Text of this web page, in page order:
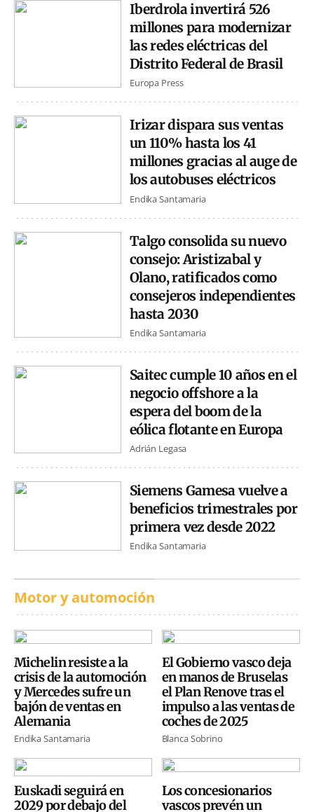
Iberdrola invertirá 526
millones para modernizar
las redes eléctricas del
Distrito Federal de Brasil
Europa Press
Irizar dispara sus ventas
un 110% hasta los 41
millones gracias al auge de
los autobuses eléctricos
Endika Santamaria
Talgo consolida su nuevo
consejo: Aristizabal y
Olano, ratificados como
consejeros independientes
hasta 2030
Endika Santamaria
Saitec cumple 10 años en el
negocio offshore a la
espera del boom de la
eólica flotante en Europa
Adrián Legasa
Siemens Gamesa vuelve a
beneficios trimestrales por
primera vez desde 2022
Endika Santamaria
Motor y automoción
Michelin resiste a la
crisis de la automoción
y Mercedes sufre un
bajón de ventas en
Alemania
Endika Santamaria
El Gobierno vasco deja
en manos de Bruselas
el Plan Renove tras el
impulso a las ventas de
coches de 2025
Blanca Sobrino
Euskadi seguirá en
2029 por debajo del
Los concesionarios
vascos prevén un